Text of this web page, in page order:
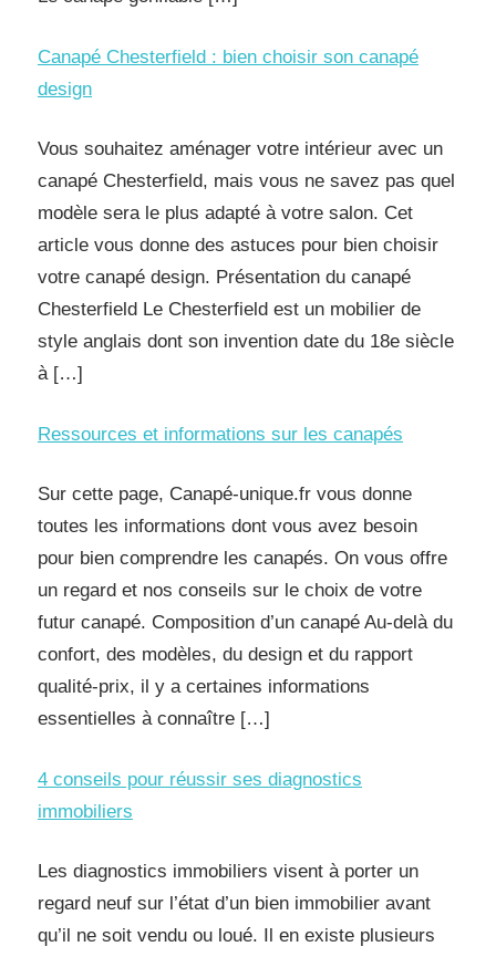
Canapé Chesterfield : bien choisir son canapé
design
Vous souhaitez aménager votre intérieur avec un
canapé Chesterfield, mais vous ne savez pas quel
modèle sera le plus adapté à votre salon. Cet
article vous donne des astuces pour bien choisir
votre canapé design. Présentation du canapé
Chesterfield Le Chesterfield est un mobilier de
style anglais dont son invention date du 18e siècle
à […]
Ressources et informations sur les canapés
Sur cette page, Canapé-unique.fr vous donne
toutes les informations dont vous avez besoin
pour bien comprendre les canapés. On vous offre
un regard et nos conseils sur le choix de votre
futur canapé. Composition d’un canapé Au-delà du
confort, des modèles, du design et du rapport
qualité-prix, il y a certaines informations
essentielles à connaître […]
4 conseils pour réussir ses diagnostics
immobiliers
Les diagnostics immobiliers visent à porter un
regard neuf sur l’état d’un bien immobilier avant
qu’il ne soit vendu ou loué. Il en existe plusieurs